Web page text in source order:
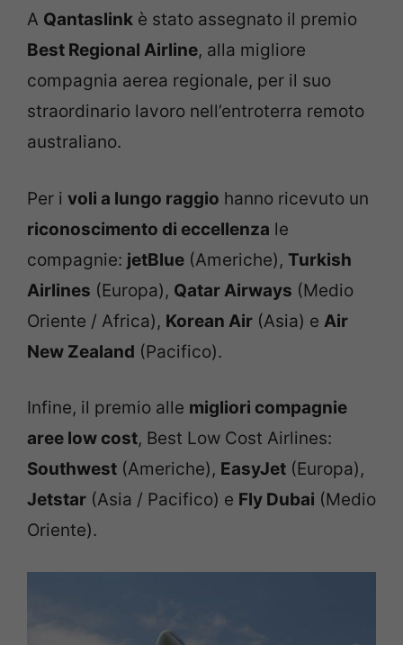
A Qantaslink è stato assegnato il premio
Best Regional Airline, alla migliore
compagnia aerea regionale, per il suo
straordinario lavoro nell’entroterra remoto
australiano.
Per i voli a lungo raggio hanno ricevuto un
riconoscimento di eccellenza le
compagnie: jetBlue (Americhe), Turkish
Airlines (Europa), Qatar Airways (Medio
Oriente / Africa), Korean Air (Asia) e Air
New Zealand (Pacifico).
Infine, il premio alle migliori compagnie
aree low cost, Best Low Cost Airlines:
Southwest (Americhe), EasyJet (Europa),
Jetstar (Asia / Pacifico) e Fly Dubai (Medio
Oriente).